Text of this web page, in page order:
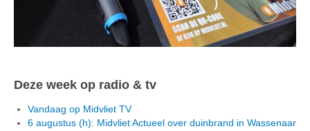
Deze week op radio & tv
Vandaag op Midvliet TV
6 augustus (h): Midvliet Actueel over duinbrand in Wassenaar